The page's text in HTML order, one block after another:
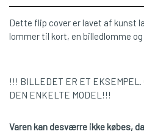
Dette flip cover er lavet af kunst
lommer til kort, en billedlomme
!!! BILLEDET ER ET EKSEMPEL.
DEN ENKELTE MODEL!!!
Varen kan desværre ikke købes,